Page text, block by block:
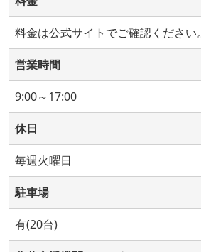
料金は公式サイトでご確認ください。
営業時間
9:00～17:00
休日
毎週火曜日
駐車場
有(20台)